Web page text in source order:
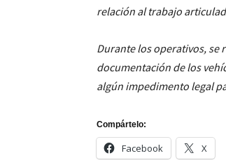
relación al trabajo
Durante los operativos, se
documentación de los
algún impedimento legal
Compártelo:
Facebook X